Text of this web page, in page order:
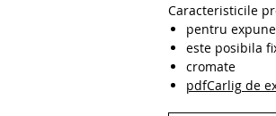
Caracteristicile
pentru
este posibila
cromate
pdfCarlig de